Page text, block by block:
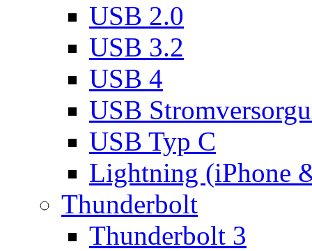
USB 2.0
USB 3.2
USB 4
USB
USB Typ C
Lightning (iPhone
Thunderbolt
Thunderbolt 3